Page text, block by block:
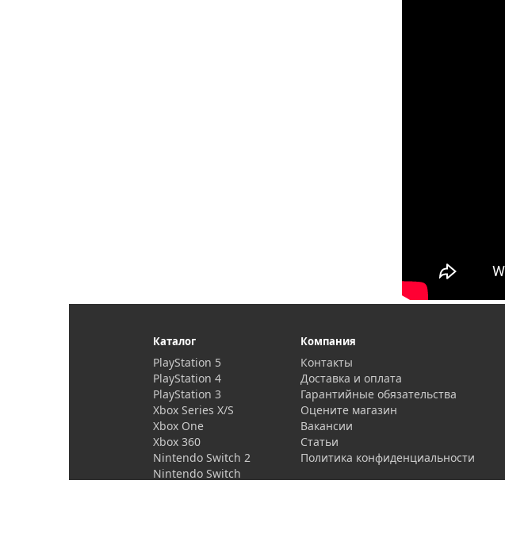
Каталог
PlayStation 5
PlayStation 4
PlayStation 3
Xbox Series X/S
Xbox One
Xbox 360
Nintendo Switch 2
Nintendo Switch
Компания
Контакты
Доставка и оплата
Гарантийные обязательства
Оцените магазин
Вакансии
Статьи
Политика конфиденциальности